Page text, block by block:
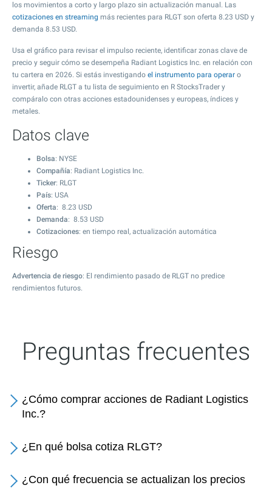
los movimientos a corto y largo plazo sin actualización manual. Las
cotizaciones en streaming más recientes para RLGT son oferta 8.23 USD y
demanda 8.53 USD.
Usa el gráfico para revisar el impulso reciente, identificar zonas clave de
precio y seguir cómo se desempeña Radiant Logistics Inc. en relación con
tu cartera en 2026. Si estás investigando el instrumento para operar o
invertir, añade RLGT a tu lista de seguimiento en R StocksTrader y
compáralo con otras acciones estadounidenses y europeas, índices y
metales.
Datos clave
Bolsa: NYSE
Compañía: Radiant Logistics Inc.
Ticker: RLGT
País: USA
Oferta: 8.23 USD
Demanda: 8.53 USD
Cotizaciones: en tiempo real, actualización automática
Riesgo
Advertencia de riesgo: El rendimiento pasado de RLGT no predice
rendimientos futuros.
Preguntas frecuentes
¿Cómo comprar acciones de Radiant Logistics
Inc.?
¿En qué bolsa cotiza RLGT?
¿Con qué frecuencia se actualizan los precios